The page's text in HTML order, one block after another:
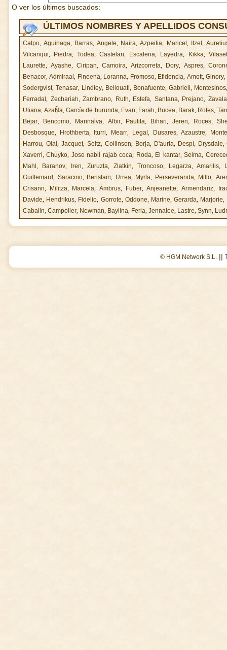
O ver los últimos buscados:
ÚLTIMOS NOMBRES Y APELLIDOS
Catpo,Aguinaga, Barras,Angele, Naira,Azpeitia, Maricel , Itzel ,
Vilcanqui, Piedra,Todea,Castelan, Escalena, Layedra, Kikka,
Laurette, Ayashe, Ciripan, Camoira, Arizcorreta, Dory, Aspres,
Benacor,Admiraal, Fineena, Loranna, Fromoso, Efidencia, Amott,Ginory,
Sodergvist, Tenasar, Lindley, Bellouati, Bonafuente, Gabrieli, Montesinos
Ferradal , Zechariah, Zambrano, Ruth, Estefa, Santana, Prejano, Zavala
Uliana,AzaÑa,García de burunda, Evan, Farah, Bucea, Barak, Rofes,
Bejar, Bencomo, Marinalva, Albir, Paulita, Bihari,Jeren, Roces,
Desbosque, Hrothberta, Iturri, Mearr, Legal , Dusares,Azaustre,
Harrou, Olai, Jacquet, Seitz, Collinson, Borja, D'auria, Despí, Drysdale,
Xaverri,Chuyko, Jose nabil rajab coca, Roda, El kantar,Selma,
Mahl , Baranov, Iren, Zuruzta, Zlatkin, Troncoso, Legarza,Amarilis,
Guillemard, Saracino, Beristain, Urrea, Myrla, Perseveranda, Millo,
Crisann, Militza, Marcela,Ambrus, Fuber,Anjeanette,Armendariz,
Davide, Hendrikus, Fidelio, Gorrote, Oddone, Marine,Gerarda, Marjorie,
Cabalin, Campolier, Newman, Baylina, Ferla, Jennalee, Lastre, Synn,
© HGM Network S.L. ||